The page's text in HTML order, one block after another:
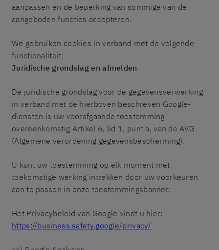
aanpassen en de beperking van sommige van de
aangeboden functies accepteren.
We gebruiken cookies in verband met de volgende
functionaliteit:
Juridische grondslag en afmelden
De juridische grondslag voor de gegevensverwerking
in verband met de hierboven beschreven Google-
diensten is uw voorafgaande toestemming
overeenkomstig Artikel 6, lid 1, punt a, van de AVG
(Algemene verordening gegevensbescherming).
U kunt uw toestemming op elk moment met
toekomstige werking intrekken door uw voorkeuren
aan te passen in onze toestemmingsbanner.
Het Privacybeleid van Google vindt u hier:
https://business.safety.google/privacy/